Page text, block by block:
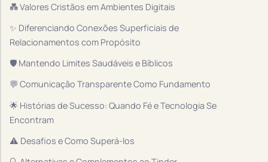
💑 Valores Cristãos em Ambientes Digitais
✨ Diferenciando Conexões Superficiais de
Relacionamentos com Propósito
🛡️ Mantendo Limites Saudáveis e Bíblicos
💬 Comunicação Transparente Como Fundamento
🌟 Histórias de Sucesso: Quando Fé e Tecnologia Se
Encontram
⚠️ Desafios e Como Superá-los